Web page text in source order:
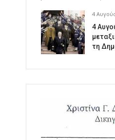
4
4
τη